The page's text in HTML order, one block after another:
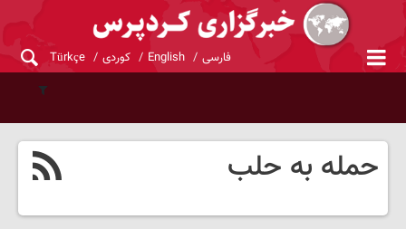
فارسی English کوردی Türkçe
حمله به حلب